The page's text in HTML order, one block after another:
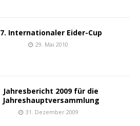
7. Internationaler Eider-Cup
29. Mai 2010
Jahresbericht 2009 für die
Jahreshauptversammlung
31. Dezember 2009